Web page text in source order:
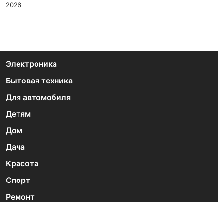
2026
Электроника
Бытовая техника
Для автомобиля
Детям
Дом
Дача
Красота
Спорт
Ремонт